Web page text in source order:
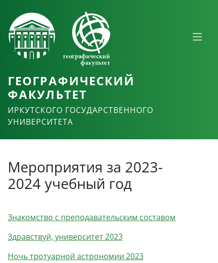
ГЕОГРАФИЧЕСКИЙ
ФАКУЛЬТЕТ
ИРКУТСКОГО ГОСУДАРСТВЕННОГО
УНИВЕРСИТЕТА
Мероприятия за 2023-
2024 учебный год
Знакомство с преподавательским составом
Здравствуй, университет 2023
Ночь тротуарной астрономии 2023